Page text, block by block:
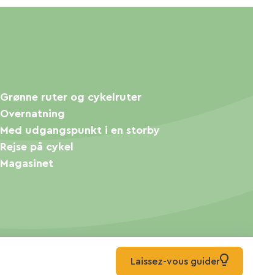
Grønne ruter og cykelruter
Overnatning
Med udgangspunkt i en storby
Rejse på cykel
Magasinet
© 2026 Ma Voie Verte Alle rettigheder forbeholdes
Laissez-vous guider